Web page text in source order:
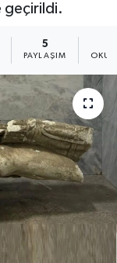
geçirildi.
5
PAYLAŞIM